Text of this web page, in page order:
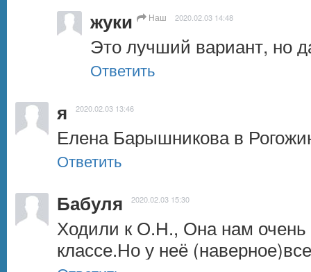
жуки Наш 2020.02.03 14:48
Это лучший вариант, но
Ответить
я 2020.02.03 13:46
Елена Барышникова в
Ответить
Бабуля 2020.02.03 15:30
Ходили к О.Н., Она нам
классе.Но у неё